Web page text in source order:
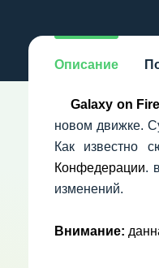
Описание
Galaxy on
новом движке.
Как известно
Конфедерации.
изменений.
Внимание: